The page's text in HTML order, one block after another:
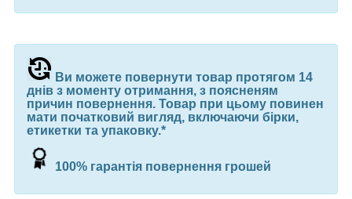
Ви можете повернути товар протягом 14
днів з моменту отримання, з поясненям
причин повернення. Товар при цьому повинен
мати початковий вигляд, включаючи бірки,
етикетки та упаковку.*
100% гарантія повернення грошей